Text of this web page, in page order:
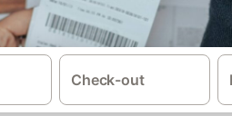
Check-out